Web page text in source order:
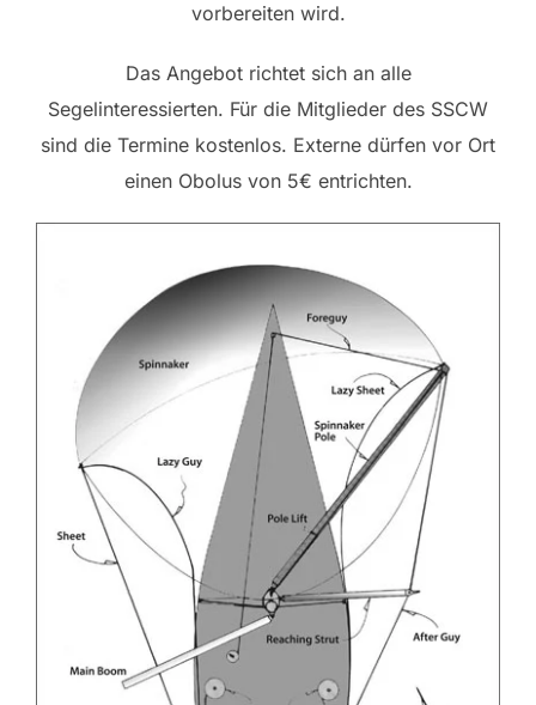
vorbereiten wird.
Das Angebot richtet sich an alle
Segelinteressierten. Für die Mitglieder des SSCW
sind die Termine kostenlos. Externe dürfen vor Ort
einen Obolus von 5€ entrichten.